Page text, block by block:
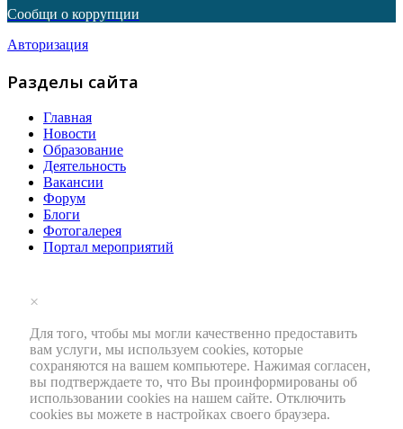
Сообщи о коррупции
Авторизация
Разделы сайта
Главная
Новости
Образование
Деятельность
Вакансии
Форум
Блоги
Фотогалерея
Портал мероприятий
×
Для того, чтобы мы могли качественно предоставить
вам услуги, мы используем cookies, которые
сохраняются на вашем компьютере. Нажимая согласен,
вы подтверждаете то, что Вы проинформированы об
использовании cookies на нашем сайте. Отключить
cookies вы можете в настройках своего браузера.